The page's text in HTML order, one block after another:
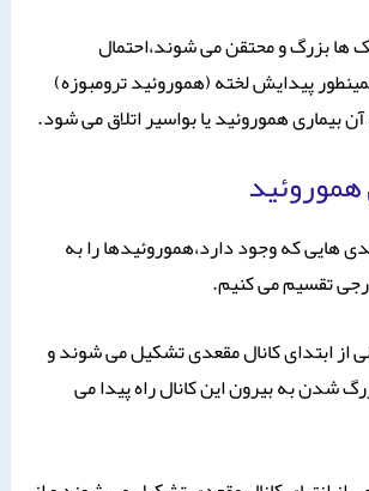
ها بزرگ و محتقن می شوند،احتمال
پیدایش لخته (هموروئید ترومبوزه)
بیماری هموروئید یا بواسیر اتلاق می شود.
هموروئید
هایی که وجود دارد،هموروئیدها را به
تقسیم می کنیم.
از ابتدای کانال مقعدی تشکیل می شوند و
شدن به بیرون این کانال راه پیدا می